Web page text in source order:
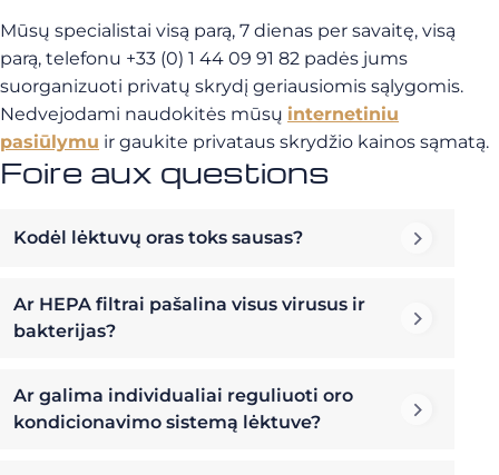
Mūsų specialistai visą parą, 7 dienas per savaitę, visą
parą, telefonu +33 (0) 1 44 09 91 82 padės jums
suorganizuoti privatų skrydį geriausiomis sąlygomis.
Nedvejodami naudokitės mūsų internetiniu
pasiūlymu ir gaukite privataus skrydžio kainos sąmatą.
Foire aux questions
Kodėl lėktuvų oras toks sausas?
Ar HEPA filtrai pašalina visus virusus ir
bakterijas?
Ar galima individualiai reguliuoti oro
kondicionavimo sistemą lėktuve?